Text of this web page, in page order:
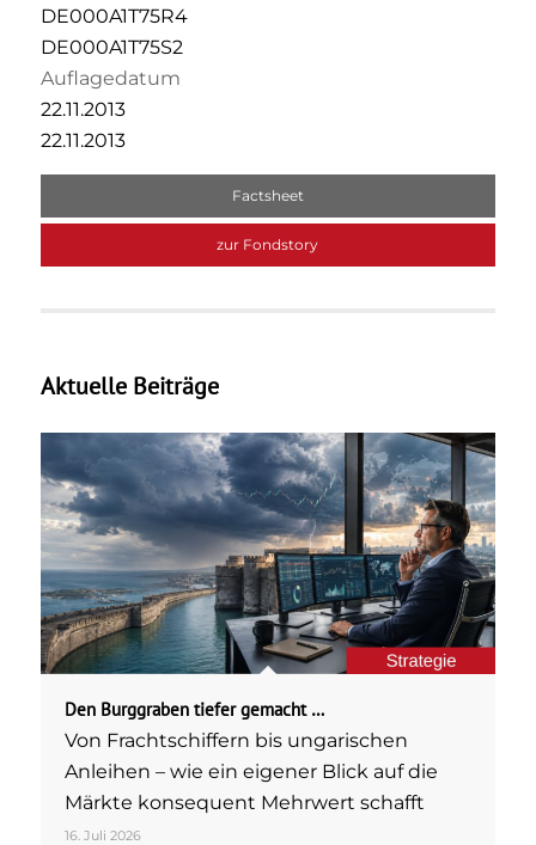
DE000A1T75R4
DE000A1T75S2
Auflagedatum
22.11.2013
22.11.2013
Factsheet
zur Fondstory
Aktuelle Beiträge
Den Burggraben tiefer gemacht …
Von Frachtschiffern bis ungarischen
Anleihen – wie ein eigener Blick auf die
Märkte konsequent Mehrwert schafft
16. Juli 2026